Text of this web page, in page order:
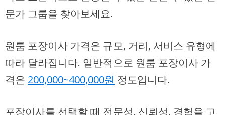
문가 그룹을 찾아보세요.
원룸 포장이사 가격은 규모, 거리, 서비스 유형에
따라 달라집니다. 일반적으로 원룸 포장이사 가
격은 200,000~400,000원 정도입니다.
포장이사를 선택할 때 전문성, 신뢰성, 경험을 고